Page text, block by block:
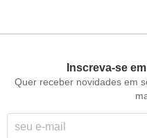
Inscreva-se
Quer receber novidades em